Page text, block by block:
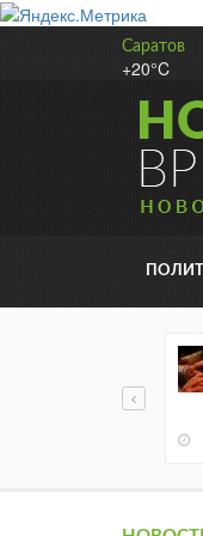
Саратов
+20°C